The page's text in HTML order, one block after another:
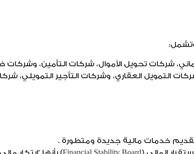
شركات تحويل الأموال، شركات التأمين،
التمويل العقاري، وشركات التأجير التمويلي،
خدمات مالية جديدة ومتطورة .